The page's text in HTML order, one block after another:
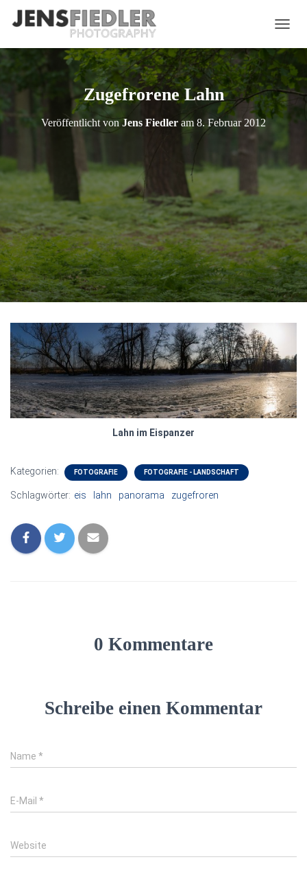
A
G
A
T
U
H
L
T
E
N
Zugefrorene Lahn
Veröffentlicht von Jens Fiedler am 8. Februar 2012
Lahn im Eispanzer
Kategorien: FOTOGRAFIE FOTOGRAFIE - LANDSCHAFT
Schlagwörter: eis lahn panorama zugefroren
0 Kommentare
Schreibe einen Kommentar
Name *
E-Mail *
Website